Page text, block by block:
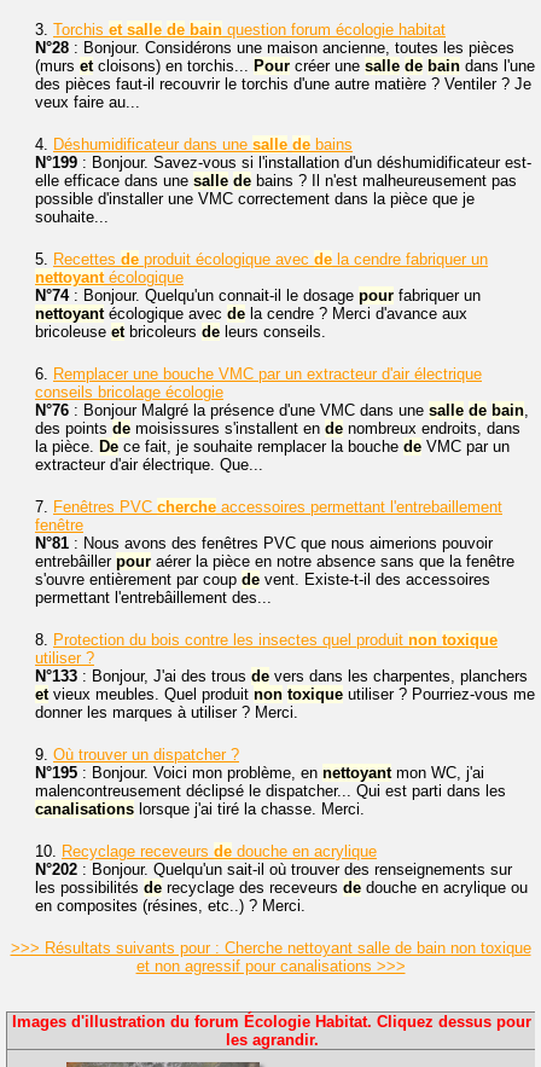
3. Torchis et salle de bain question forum écologie habitat
N°28 : Bonjour. Considérons une maison ancienne, toutes les pièces
(murs etcloisons) en torchis... Pour créer une salle de bain dans l'une
des pièces faut-il recouvrir le torchis d'une autre matière ? Ventiler ? Je
veux faire au...
4. Déshumidificateur dans une salle de bains
N°199 : Bonjour. Savez-vous si l'installation d'un déshumidificateur est-
elle efficace dans une salle de bains ? Il n'est malheureusement pas
possible d'installer une VMC correctement dans la pièce que je
souhaite...
5. Recettes de produit écologique avec de la cendre fabriquer un
nettoyantécologique
N°74: Bonjour. Quelqu'un connait-il le dosage pour fabriquer un
nettoyantécologique avec de la cendre ? Merci d'avance aux
bricoleuse etbricoleurs de leurs conseils.
6. Remplacer une bouche VMC par un extracteur d'air électrique
conseils bricolage écologie
N°76 : Bonjour Malgré la présence d'une VMC dans une salle de bain,
des points de moisissures s'installent en de nombreux endroits, dans
la pièce. De ce fait, je souhaite remplacer la bouche de VMC par un
extracteur d'air électrique. Que...
7. Fenêtres PVC cherche accessoires permettant l'entrebaillement
fenêtre
N°81 : Nous avons des fenêtres PVC que nous aimerions pouvoir
entrebâiller pour aérer la pièce en notre absence sans que la fenêtre
s'ouvre entièrement par coup de vent. Existe-t-il des accessoires
permettant l'entrebâillement des...
8. Protection du bois contre les insectes quel produit non toxique
utiliser ?
N°133 : Bonjour, J'ai des trous de vers dans les charpentes, planchers
etvieux meubles. Quel produit non toxique utiliser ? Pourriez-vous me
donner les marques à utiliser ? Merci.
9. Où trouver un dispatcher ?
N°195 : Bonjour. Voici mon problème, en nettoyantmon WC, j'ai
malencontreusement déclipsé le dispatcher... Qui est parti dans les
canalisations lorsque j'ai tiré la chasse. Merci.
10. Recyclage receveurs de douche en acrylique
N°202 : Bonjour. Quelqu'un sait-il où trouver des renseignements sur
les possibilités de recyclage des receveurs de douche en acrylique ou
en composites (résines, etc..) ? Merci.
>>> Résultats suivants pour : Cherche nettoyant salle de bain non toxique
et non agressif pour canalisations >>>
Images d'illustration du forum Écologie Habitat. Cliquez dessus pour
les agrandir.